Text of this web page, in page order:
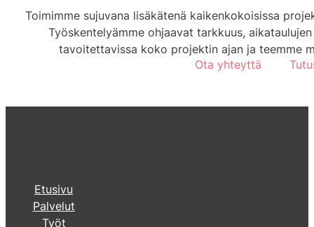
Toimimme sujuvana lisäkätenä kaikenkokoisissa
Työskentelyämme ohjaavat tarkkuus,
tavoitettavissa koko projektin ajan ja teemme
Ota yhteyttä
Etusivu
Palvelut
Työt